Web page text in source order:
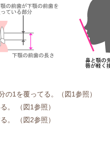
の1を覆ってる。（図1参照）
。 （図1参照）
。 （図2参照）